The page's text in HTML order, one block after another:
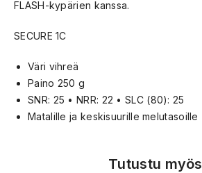
FLASH-kypärien kanssa.
SECURE 1C
Väri vihreä
Paino 250 g
SNR: 25 • NRR: 22 • SLC (80): 25
Matalille ja keskisuurille melutasoille
Tutustu myös